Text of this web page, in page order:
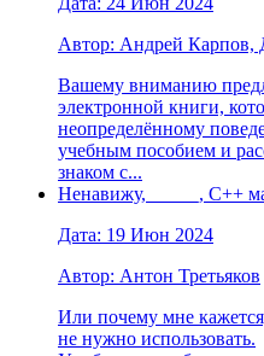
Автор: Андрей
Вашему вниманию
электронной книги,
неопределённому
учебным пособием и
знаком с...
Ненавижу, _____, C++
Дата: 19 Июн 2024
Автор: Антон Третьяков
Или почему мне
не нужно использовать.